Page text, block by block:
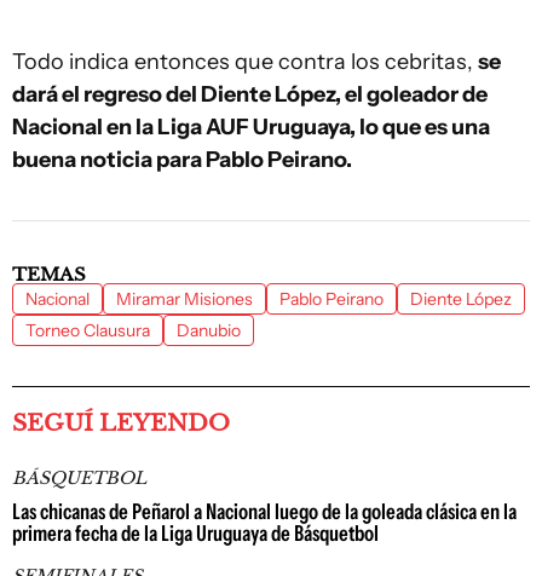
Todo indica entonces que contra los cebritas, se
dará el regreso del Diente López, el goleador de
Nacional en la Liga AUF Uruguaya, lo que es una
buena noticia para Pablo Peirano.
TEMAS
Nacional Miramar Misiones Pablo Peirano
Diente López
Torneo Clausura
Danubio
SEGUÍ LEYENDO
BÁSQUETBOL
Las chicanas de Peñarol a Nacional luego de la goleada clásica en la
primera fecha de la Liga Uruguaya de Básquetbol